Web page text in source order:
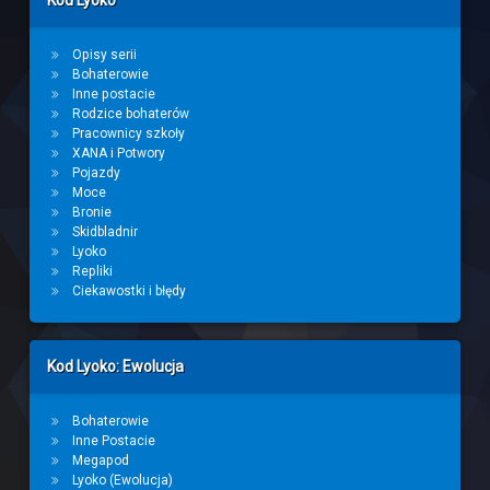
Opisy serii
Bohaterowie
Inne postacie
Rodzice bohaterów
Pracownicy szkoły
XANA i Potwory
Pojazdy
Moce
Bronie
Skidbladnir
Lyoko
Repliki
Ciekawostki i błędy
Kod Lyoko: Ewolucja
Bohaterowie
Inne Postacie
Megapod
Lyoko (Ewolucja)